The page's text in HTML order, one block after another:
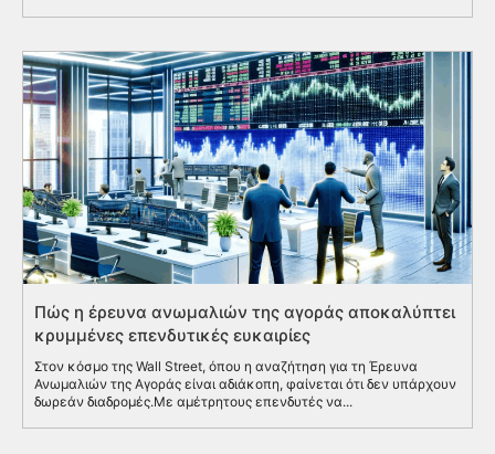
Πώς η έρευνα ανωμαλιών της αγοράς αποκαλύπτει
κρυμμένες επενδυτικές ευκαιρίες
Στον κόσμο της Wall Street, όπου η αναζήτηση για τη Έρευνα
Ανωμαλιών της Αγοράς είναι αδιάκοπη, φαίνεται ότι δεν υπάρχουν
δωρεάν διαδρομές.Με αμέτρητους επενδυτές να...